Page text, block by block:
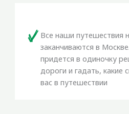
Все наши путешествия
заканчиваются в
придется в одиночку
дороги и гадать, какие
вас в путешествии